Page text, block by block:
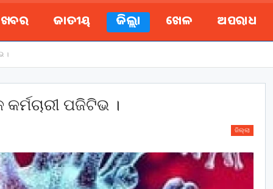
ଖବର ଜାତୀୟ ଜିଲ୍ଲା ଖେଳ ଅପରାଧ
।
ପଜିଟିଭ ।
ଜିଲ୍ଲା